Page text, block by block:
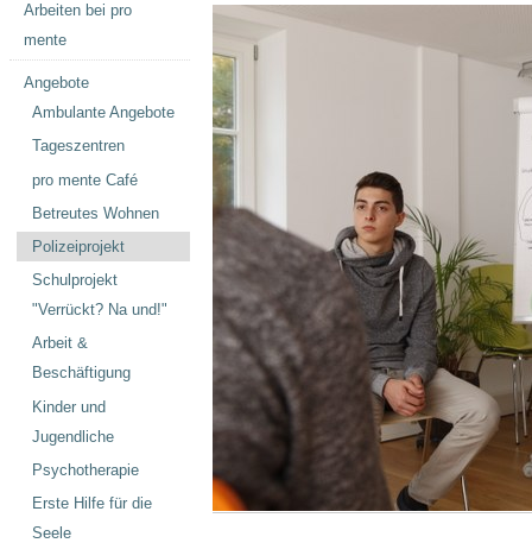
Arbeiten bei pro
mente
Angebote
Ambulante Angebote
Tageszentren
pro mente Café
Betreutes Wohnen
Polizeiprojekt
Schulprojekt
"Verrückt? Na und!"
Arbeit &
Beschäftigung
Kinder und
Jugendliche
Psychotherapie
Erste Hilfe für die
Seele